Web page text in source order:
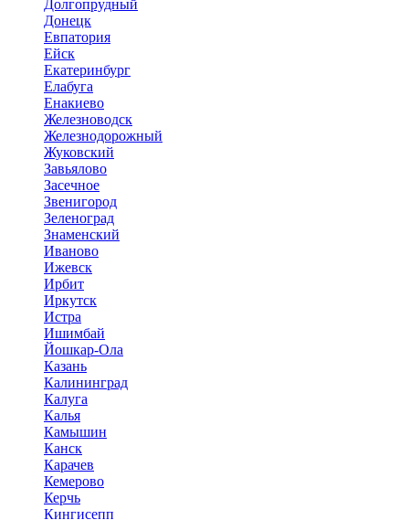
Долгопрудный
Донецк
Евпатория
Ейск
Екатеринбург
Елабуга
Енакиево
Железноводск
Железнодорожный
Жуковский
Завьялово
Засечное
Звенигород
Зеленоград
Знаменский
Иваново
Ижевск
Ирбит
Иркутск
Истра
Ишимбай
Йошкар-Ола
Казань
Калининград
Калуга
Калья
Камышин
Канск
Карачев
Кемерово
Керчь
Кингисепп